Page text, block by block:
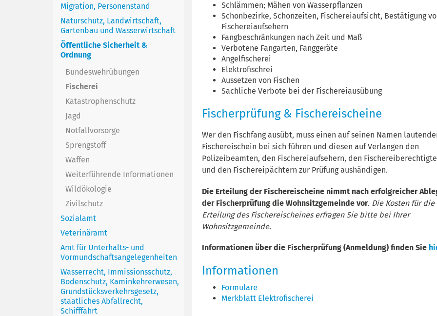
Migration, Personenstand
Naturschutz, Landwirtschaft,
Gartenbau und Wasserwirtschaft
Öffentliche Sicherheit &
Ordnung
Bundeswehrübungen
Fischerei
Katastrophenschutz
Jagd
Notfallvorsorge
Sprengstoff
Waffen
Weiterführende Informationen
Wildökologie
Zivilschutz
Sozialamt
Veterinäramt
Amt für Unterhalts- und
Vormundschaftsangelegenheiten
Wasserrecht, Immissionsschutz,
Bodenschutz, Kaminkehrerwesen,
Grundstücksverkehrsgesetz,
staatliches Abfallrecht,
Schifffahrt
Schlämmen; Mähen von Wasserpflanzen
Schonbezirke, Schonzeiten, Fischereiaufsicht, Bestätigung
Fischereiaufsehern
Fangbeschränkungen nach Zeit und Maß
Verbotene Fangarten, Fanggeräte
Angelfischerei
Elektrofischrei
Aussetzen von Fischen
Sachliche Verbote bei der Fischereiausübung
Fischerprüfung & Fischereischeine
Wer den Fischfang ausübt, muss einen auf seinen Namen
Fischereischein bei sich führen und diesen auf Verlangen den
Polizeibeamten, den Fischereiaufsehern, den
und den Fischereipächtern zur Prüfung aushändigen.
Die Erteilung der Fischereischeine nimmt nach erfolgreicher
der Fischerprüfung die Wohnsitzgemeinde vor. Die Kosten für die
Erteilung des Fischereischeines erfragen Sie bitte bei Ihrer
Wohnsitzgemeinde.
Informationen über die Fischerprüfung (Anmeldung) finden Sie
Informationen
Formulare
Merkblatt Elektrofischerei